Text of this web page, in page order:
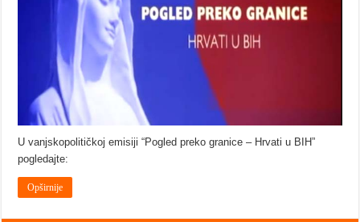
U vanjskopolitičkoj emisiji “Pogled preko granice – Hrvati u BIH”
pogledajte:
Opširnije